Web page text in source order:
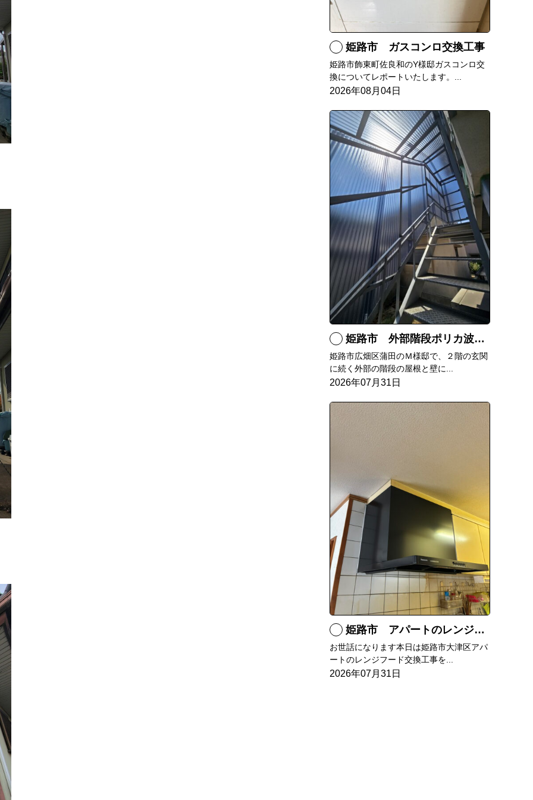
姫路市 ガスコンロ交換工事
姫路市飾東町佐良和のY様邸ガスコンロ交
換についてレポートいたします。...
2026年08月04日
姫路市 外部階段ポリカ波板張替工事
姫路市広畑区蒲田のＭ様邸で、２階の玄関
に続く外部の階段の屋根と壁に...
2026年07月31日
姫路市 アパートのレンジフード交換
お世話になります本日は姫路市大津区アパ
ートのレンジフード交換工事を...
2026年07月31日